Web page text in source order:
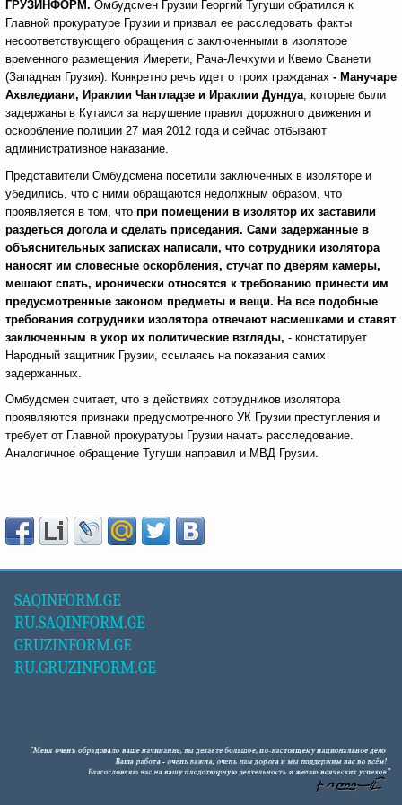
ГРУЗИНФОРМ. Омбудсмен Грузии Георгий Тугуши обратился к
Главной прокуратуре Грузии и призвал ее расследовать факты
несоответствующего обращения с заключенными в изоляторе
временного размещения Имерети, Рача-Лечхуми и Квемо Сванети
(Западная Грузия). Конкретно речь идет о троих гражданах - Манучаре
Ахвледиани, Ираклии Чантладзе и Ираклии Дундуа, которые были
задержаны в Кутаиси за нарушение правил дорожного движения и
оскорбление полиции 27 мая 2012 года и сейчас отбывают
административное наказание.
Представители Омбудсмена посетили заключенных в изоляторе и
убедились, что с ними обращаются недолжным образом, что
проявляется в том, что при помещении в изолятор их заставили
раздеться догола и сделать приседания. Сами задержанные в
объяснительных записках написали, что сотрудники изолятора
наносят им словесные оскорбления, стучат по дверям камеры,
мешают спать, иронически относятся к требованию принести им
предусмотренные законом предметы и вещи. На все подобные
требования сотрудники изолятора отвечают насмешками и ставят
заключенным в укор их политические взгляды, - констатирует
Народный защитник Грузии, ссылаясь на показания самих
задержанных.
Омбудсмен считает, что в действиях сотрудников изолятора
проявляются признаки предусмотренного УК Грузии преступления и
требует от Главной прокуратуры Грузии начать расследование.
Аналогичное обращение Тугуши направил и МВД Грузии.
SAQINFORM.GE
RU.SAQINFORM.GE
GRUZINFORM.GE
RU.GRUZINFORM.GE